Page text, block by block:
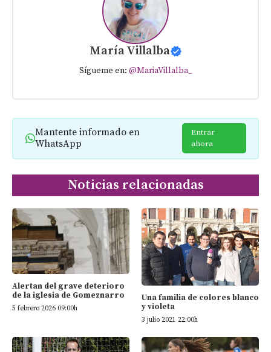
María Villalba
Sígueme en: @MariaVillalba_
Mantente informado en
WhatsApp
Entrar
ahora
Noticias relacionadas
Alertan del grave deterioro
de la iglesia de Gomeznarro
5 febrero 2026 09:00h
Una familia de colores blanco
y violeta
3 julio 2021 22:00h